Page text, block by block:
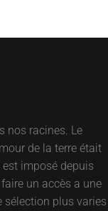
nos racines. Le
de la terre était
imposé depuis
un accès a une
sélection plus varies